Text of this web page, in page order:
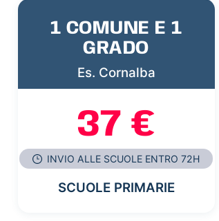
1 COMUNE E 1
GRADO
Es. Cornalba
37 €
INVIO ALLE SCUOLE ENTRO 72H
SCUOLE PRIMARIE